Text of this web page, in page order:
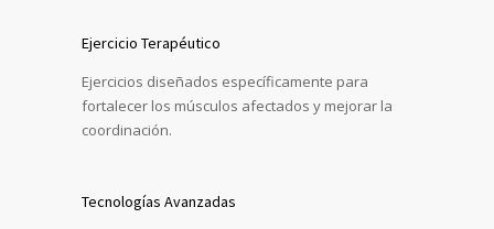
Ejercicio Terapéutico
Ejercicios diseñados específicamente para
fortalecer los músculos afectados y mejorar la
coordinación.
Tecnologías Avanzadas